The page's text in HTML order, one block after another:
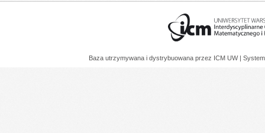
Baza utrzymywana i dystrybuowana przez ICM UW |